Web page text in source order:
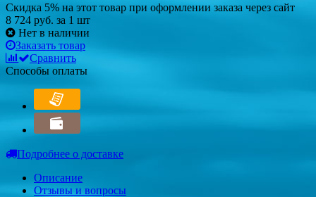
Скидка 5% на этот товар при оформлении заказа через сайт
8 724 руб. за 1 шт
Нет в наличии
Заказать товар
Сравнить
Способы оплаты
Подробнее о доставке
Описание
Отзывы и вопросы